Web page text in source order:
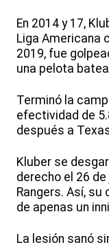
En 2014 y 17,
Liga Americana
2019, fue
una pelota
Terminó la
efectividad de
después a
Kluber se
derecho el 26
Rangers. Así,
de apenas un
La lesión sanó